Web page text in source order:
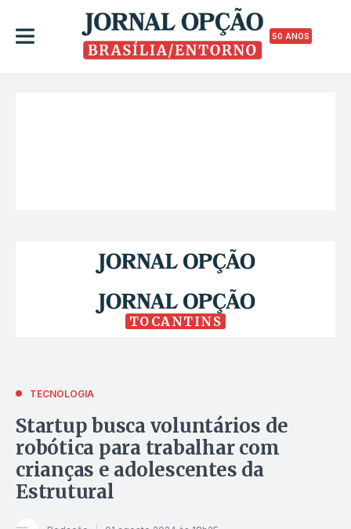
50 ANOS
TOCANTINS
TECNOLOGIA
Startup busca voluntários de
robótica para trabalhar com
crianças e adolescentes da
Estrutural